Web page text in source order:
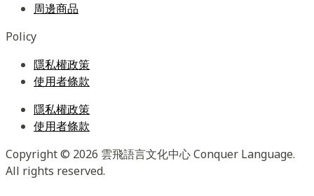
周邊商品
Policy
隱私權政策
使用者條款
隱私權政策
使用者條款
Copyright © 2026 雲飛語言文化中心 Conquer Language.
All rights reserved.